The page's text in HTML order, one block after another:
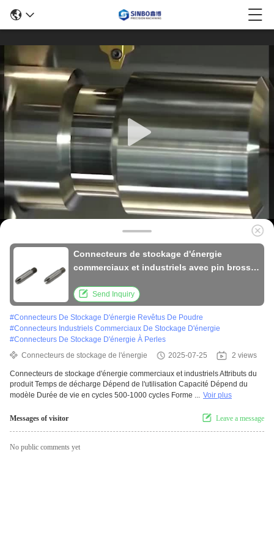
Connecteurs de stockage d'énergie
commerciaux et industriels avec pin brossé,
Send Inquiry
#Connecteurs De Stockage D'énergie Revêtus De Poudre
#Connecteurs Industriels Commerciaux De Stockage D'énergie
#Connecteurs De Stockage D'énergie À Perles
Connecteurs de stockage de l'énergie
2025-07-25 2 views
Connecteurs de stockage d'énergie commerciaux et industriels Attributs du
produit Temps de décharge Dépend de l'utilisation Capacité Dépend du
modèle Durée de vie en cycles 500-1000 cycles Forme ... Voir plus
Messages of visitor Leave a message
No public comments yet